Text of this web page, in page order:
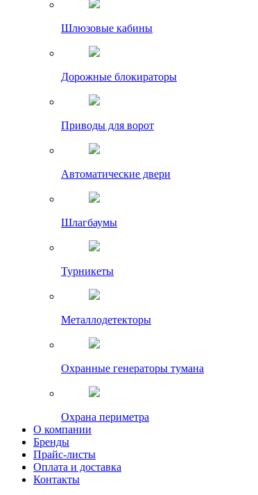
Шлюзовые кабины
Дорожные блокираторы
Приводы для ворот
Автоматические двери
Шлагбаумы
Турникеты
Металлодетекторы
Охранные генераторы тумана
Охрана периметра
О компании
Бренды
Прайс-листы
Оплата и доставка
Контакты